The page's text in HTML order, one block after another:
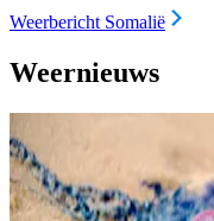
Weerbericht Somalië
Weernieuws